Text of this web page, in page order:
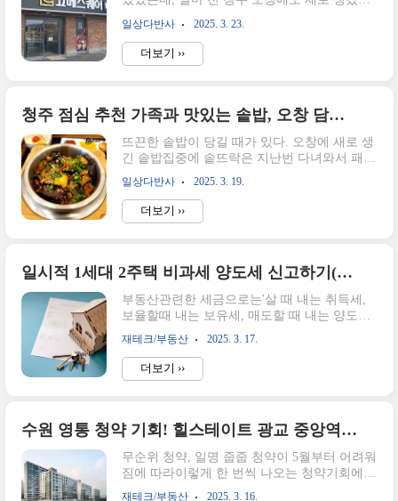
별시 영등포구 국제금융로6길 26 한국노총빌
35지하철 5,9호선 여의도역 5번 출구 3분거리
전화번호02-6277-0777-9주차무료주차..
마트 위층에 생겼는데처음엔 중심산업로 쪽이
아니라서 사람들이 많이 갈까? 하고 생각을 했
다.회사 사람들과 점심에 방문하게 되었는
끔하고 다양한 음식이 준비되어 있어서 회식으
서누가 오면 여기로 많이 데리고 온다고도 이
야기했다.(글쿠만!) 오늘은 오창에 새로 생긴
고메스퀘어에 다녀온 후기를 남기려고 한
름고메스퀘어 오창점주소청주시 청원구 오창
읍 공항로 1033-23전화번호043-212-4220영업
일상다반사 2025. 3. 23.
더보기 ››
청주 점심 추천 가족과 맛있는 솥밥, 오창 담솥 방문 후기
뜨끈한 솥밥이 당길 때가 있다. 오창에 새로 생
긴 솥밥집중에 솥뜨락은 지난번 다녀와서 패
데 전국적인 체인점인데 한 번도 가보지 않아
서 궁금했긴 했다. 언니도 시간이 맞아서 해서
엄마랑 셋이서 오창 다이소 근처에 생긴 담솥
청원구 오창읍 중심상업로 30 102-1호영업시간
매일 11:00 ~ 21 :30브레이크 타임 15:30 ~ 17:00
라스트 오더 20:30전화번호0507-1307-7261메뉴
및 가격가지솥밥 12,000원매운 가지솥밥
12,000원매운가지치즈솥밥 14,000원마늘쫑솥
솥밥 13,000원스테이크솥밥 17,000원우삽겹..
일상다반사 2025. 3. 19.
더보기 ››
일시적 1세대 2주택 비과세 양도세 신고하기(홈텍스)
부동산관련한 세금으로는'살 때 내는 취득세,
보율할때 내는 보유세, 매도할 때 내는 양도세'
조건을 충족하면 비과세가 되는데, 대표적으로
1세대 1주택과 일시적 2 주택에 해당하는 경우
에 비과세가 가능하다. 오늘은 일시적 1세대 2
1주택 요건 3가지(1 후, 2보, 3매)1 후 : 종전 주
수할 것2보 : 종전 주택을 2년 이상 보유할 것3
매 : 신규 주택을 취득한 후 3년 이내에 종전 주
택을 매도할 것구분종전주택 매수신규주택 매
재테크/부동산 2025. 3. 17.
더보기 ››
수원 영통 청약 기회! 힐스테이트 광교 중앙역 퍼스트(공고문 첨부) 놓치지 말자!
무순위 청약, 일명 줍줍 청약이 5월부터 어려워
짐에 따라이렇게 한 번씩 나오는 청약기회에
재테크/부동산 2025. 3. 16.